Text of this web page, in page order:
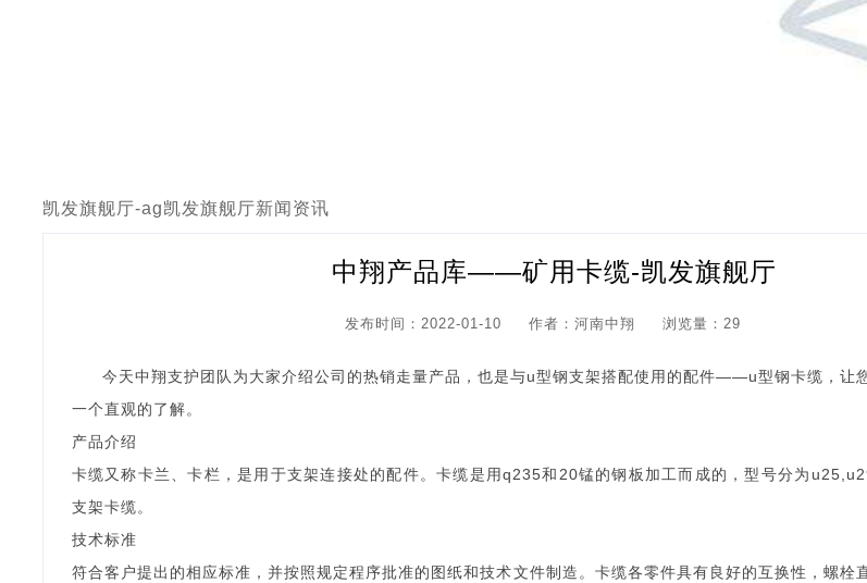
凯发旗舰厅-ag凯发旗舰厅新闻资讯
中翔产品库——矿用卡缆-凯发旗舰厅
发布时间：2022-01-10 作者：河南中翔 浏览量：29
今天中翔支护团队为大家介绍公司的热销走量产品，也是与u型钢支架搭配使用的配件——u型钢卡缆，让
一个直观的了解。
产品介绍
卡缆又称卡兰、卡栏，是用于支架连接处的配件。卡缆是用q235和20锰的钢板加工而成的，型号分为
支架卡缆。
技术标准
符合客户提出的相应标准，并按照规定程序批准的图纸和技术文件制造。卡缆各零件具有良好的互换性，螺栓